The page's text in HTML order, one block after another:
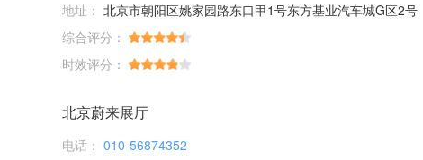
地址： 北京市朝阳区姚家园路东口甲1号东方基业汽车城G区2号
综合评分：
时效评分：
北京蔚来展厅
电话： 010-56874352